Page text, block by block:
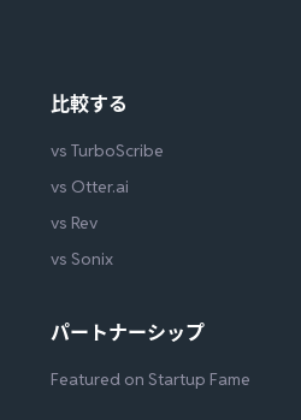
比較する
vs TurboScribe
vs Otter.ai
vs Rev
vs Sonix
パートナーシップ
Featured on Startup Fame